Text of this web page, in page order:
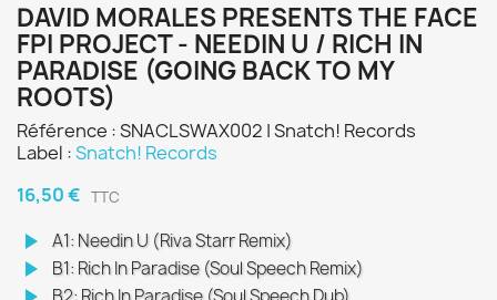
DAVID MORALES PRESENTS THE FACE
FPI PROJECT - NEEDIN U / RICH IN
PARADISE (GOING BACK TO MY
ROOTS)
Référence : SNACLSWAX002 | Snatch! Records
Label :Snatch! Records
16,50 € TTC
play_arrow A1: Needin U (Riva Starr Remix)
play_arrow B1: Rich In Paradise (Soul Speech Remix)